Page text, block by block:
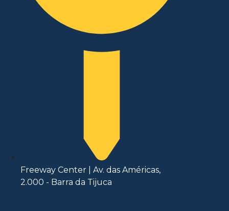
Freeway Center | Av. das Américas,
2.000 - Barra da Tijuca